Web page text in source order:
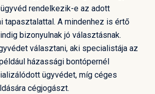
rendelkezik-e az adott
tapasztalattal. A mindenhez is értő
bizonyulnak jó választásnak.
választani, aki specialistája az
házassági bontópernél
ügyvédet, míg céges
cégjogászt.